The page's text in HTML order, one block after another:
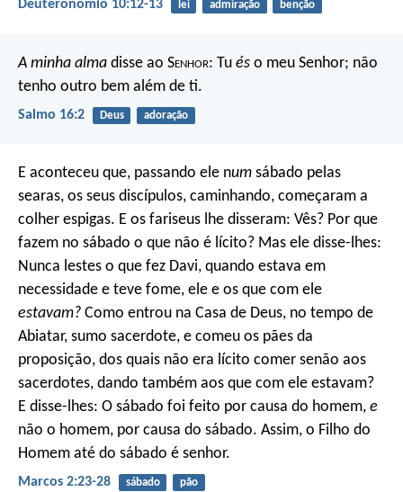
Deuteronômio 10:12-13 lei admiração benção
A minha alma disse ao Senhor: Tu és o meu Senhor; não
tenho outro bem além de ti.
Salmo 16:2 Deus adoração
E aconteceu que, passando ele num sábado pelas
searas, os seus discípulos, caminhando, começaram a
colher espigas. E os fariseus lhe disseram: Vês? Por que
fazem no sábado o que não é lícito? Mas ele disse-lhes:
Nunca lestes o que fez Davi, quando estava em
necessidade e teve fome, ele e os que com ele
estavam? Como entrou na Casa de Deus, no tempo de
Abiatar, sumo sacerdote, e comeu os pães da
proposição, dos quais não era lícito comer senão aos
sacerdotes, dando também aos que com ele estavam?
E disse-lhes: O sábado foi feito por causa do homem, e
não o homem, por causa do sábado. Assim, o Filho do
Homem até do sábado é senhor.
Marcos 2:23-28 sábado pão